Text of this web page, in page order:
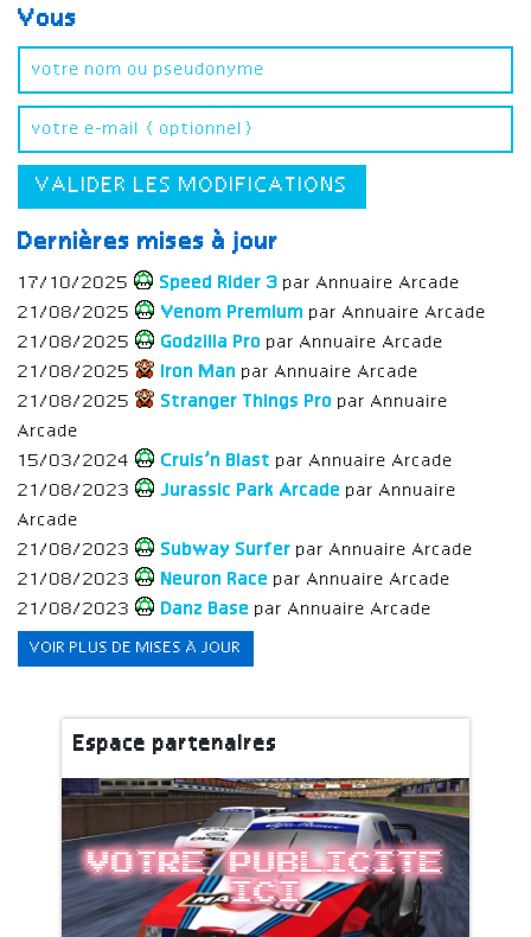
Vous
VALIDER LES MODIFICATIONS
Dernières mises à jour
17/10/2025 Speed Rider 3 par Annuaire Arcade
21/08/2025
Venom Premium par Annuaire Arcade
21/08/2025
Godzilla Pro par Annuaire Arcade
21/08/2025
Iron Man par Annuaire Arcade
21/08/2025
Stranger Things Pro par Annuaire
Arcade
15/03/2024
Cruis’n Blast par Annuaire Arcade
21/08/2023
Jurassic Park Arcade par Annuaire
Arcade
21/08/2023
Subway Surfer par Annuaire Arcade
21/08/2023
Neuron Race par Annuaire Arcade
21/08/2023
Danz Base par Annuaire Arcade
VOIR PLUS DE MISES À JOUR
Espace partenaires
Votre publicite
ici